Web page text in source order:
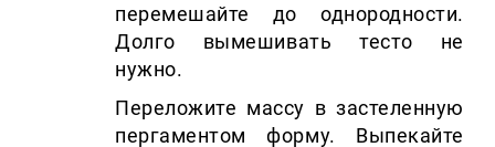
перемешайте до однородности.
Долго вымешивать тесто не
нужно.
Переложите массу в застеленную
пергаментом форму. Выпекайте